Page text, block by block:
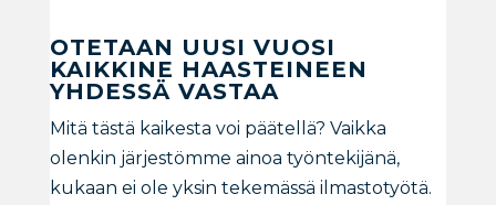
OTETAAN UUSI VUOSI
KAIKKINE HAASTEINEEN
YHDESSÄ VASTAA
Mitä tästä kaikesta voi päätellä? Vaikka
olenkin järjestömme ainoa työntekijänä,
kukaan ei ole yksin tekemässä ilmastotyötä.